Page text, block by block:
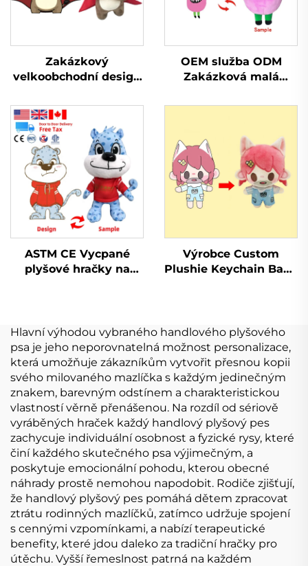
Zakázkový
velkoobchodní design
vyrábí hračky Plyšák
na zakázku
OEM služba ODM
Zakázková malá
přívěskem na klíče
hračka s přívěskem na
klíče pro propagaci
ASTM CE Vycpané
plyšové hračky na
Výrobce Custom
Plushie Keychain Baby
Hlavní výhodou vybraného handlového plyšového
psa je jeho neporovnatelná možnost personalizace,
která umožňuje zákazníkům vytvořit přesnou kopii
svého milovaného mazlíčka s každým jedinečným
znakem, barevným odstínem a charakteristickou
vlastností věrně přenášenou. Na rozdíl od sériově
vyráběných hraček každý handlový plyšový pes
zachycuje individuální osobnost a fyzické rysy, které
činí každého skutečného psa výjimečným, a
poskytuje emocionální pohodu, kterou obecné
náhrady prostě nemohou napodobit. Rodiče zjišťují,
že handlový plyšový pes pomáhá dětem zpracovat
ztrátu rodinných mazlíčků, zatímco udržuje spojení
s cennými vzpomínkami, a nabízí terapeutické
benefity, které jdou daleko za tradiční hračky pro
útěchu. Vyšší řemeslnost patrná na každém